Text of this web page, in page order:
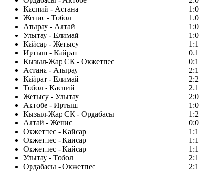
Каспий - Астана
1:0
Женис - Тобол
1:0
Атырау - Алтай
1:0
Улытау - Елимай
1:0
Кайсар - Жетысу
1:1
Иртыш - Кайрат
0:1
Кызыл-Жар СК - Окжетпес
0:1
Астана - Атырау
2:1
Кайрат - Елимай
2:2
Тобол - Каспий
2:1
Жетысу - Улытау
2:0
Актобе - Иртыш
1:0
Кызыл-Жар СК - Ордабасы
1:2
Алтай - Женис
0:0
Окжетпес - Кайсар
1:1
Окжетпес - Кайсар
1:1
Окжетпес - Кайсар
1:1
Улытау - Тобол
2:1
Ордабасы - Окжетпес
2:1